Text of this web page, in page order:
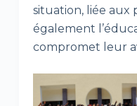
situation, liée aux
également
compromet leur